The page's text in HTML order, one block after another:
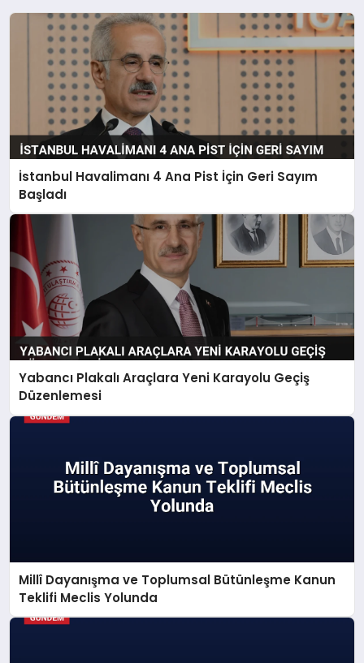
İstanbul Havalimanı 4 Ana Pist İçin Geri Sayım
Başladı
Yabancı Plakalı Araçlara Yeni Karayolu Geçiş
Düzenlemesi
Millî Dayanışma ve Toplumsal Bütünleşme Kanun
Teklifi Meclis Yolunda